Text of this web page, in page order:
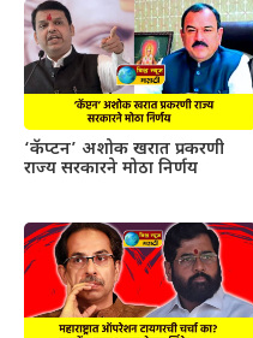
‘कॅप्टन’ अशोक खरात प्रकरणी
राज्य सरकारने मोठा निर्णय